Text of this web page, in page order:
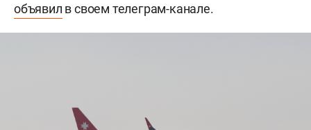
объявил в своем телеграм-канале.